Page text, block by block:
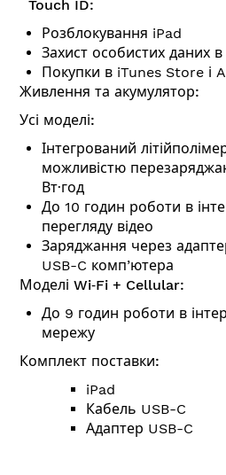
Touch ID:
Розблокування iPad
Захист особистих даних в
Покупки в iTunes Store і
Живлення та акумулятор:
Усі моделі:
Інтегрований
можливістю
Вт∙год
До 10 годин роботи в
перегляду відео
Заряджання через
USB-C комп’ютера
Моделі Wi‑Fi + Cellular:
До 9 годин роботи в
мережу
Комплект поставки:
iPad
Кабель USB-C
Адаптер USB-C